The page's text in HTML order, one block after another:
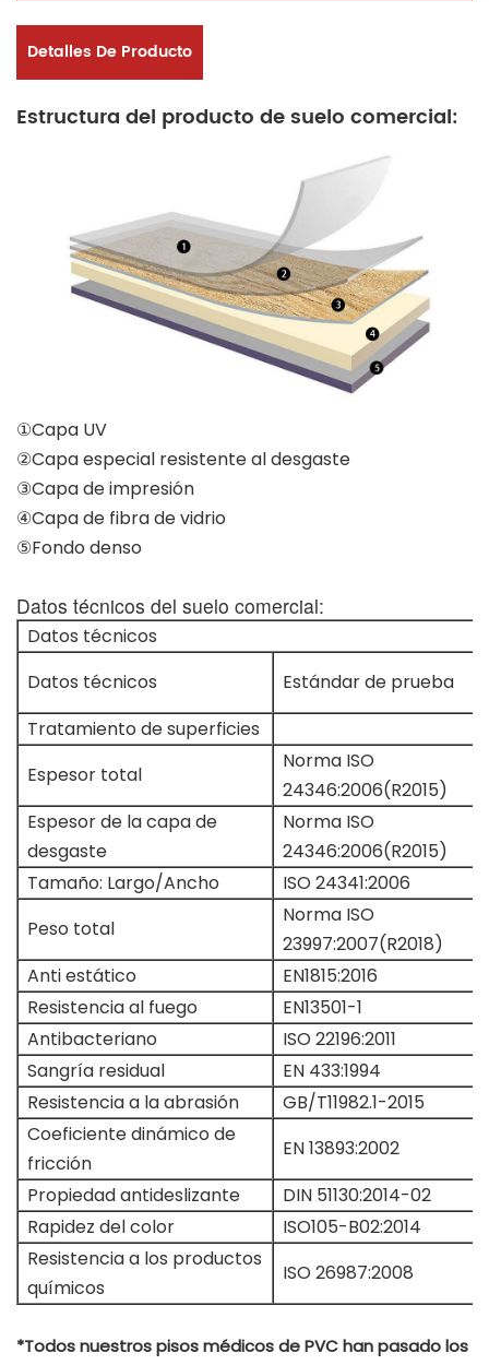
Detalles De Producto
Estructura del producto de suelo comercial:
①Capa UV
②Capa especial resistente al desgaste
③Capa de impresión
④Capa de fibra de vidrio
⑤Fondo denso
Datos técnicos del suelo comercial:
Datos técnicos
Datos técnicos
Estándar de prueba
Tratamiento de superficies
Espesor total
Norma ISO
24346:2006(R2015)
Espesor de la capa de
desgaste
Norma ISO
24346:2006(R2015)
Tamaño: Largo/Ancho
ISO 24341:2006
Peso total
Norma ISO
23997:2007(R2018)
Anti estático
EN1815:2016
Resistencia al fuego
EN13501-1
Antibacteriano
ISO 22196:2011
Sangría residual
EN 433:1994
Resistencia a la abrasión
GB/T11982.1-2015
Coeficiente dinámico de
fricción
EN 13893:2002
Propiedad antideslizante
DIN 51130:2014-02
Rapidez del color
ISO105-B02:2014
Resistencia a los productos
químicos
ISO 26987:2008
*Todos nuestros pisos médicos de PVC han pasado los